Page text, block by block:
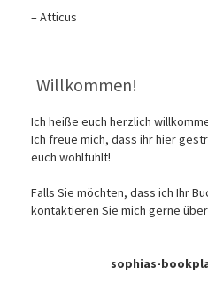
– Atticus
Willkommen!
Ich heiße euch herzlich
Ich freue mich, dass ihr hier
euch wohlfühlt!
Falls Sie möchten, dass ich Ihr
kontaktieren Sie mich gerne über
sophias-